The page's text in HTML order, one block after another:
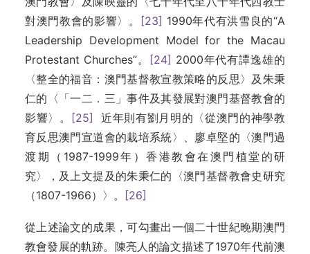
對澳門教會的影響〉。
[23] 1990年代有洪雪良的“A
Leadership Development Model for the Macau
Protestant Churches”。
[24] 2000年代有譚逸雄的
〈整全的福音：澳門基督教宣教策略的反思〉及朱秉
仁的〈「一二．三」事件及其發展對澳門基督教會的
影響〉。
[25]
近年則有劉月明的〈從澳門的神學教
育反思澳門宣道會的栽培系統〉、廖卓堅的〈澳門過
渡期（1987-1999年）香港教會在澳門植堂的研
究〉，及上文提及的朱秉仁的〈澳門基督教會史研究
（1807-1966）〉。
[26]
從上述論文的成果，可勾畫出一個二十世紀晚期澳門
教會發展的軌跡。陳亮人的論文描述了1970年代前澳